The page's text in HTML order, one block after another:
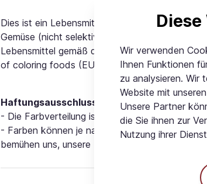
Dies ist ein Lebensmittel mit
Gemüse (nicht selektiv extrahiert gemäß
Lebensmittel gemäß dem NATCOL's "code of
of coloring foods (EU)." eingestuft.
Haftungsausschluss
- Die Farbverteilung ist indikativ und kann in
- Farben können je nach Gerät und
bemühen uns, unsere Farben so gut wie möglich
Wir verwenden
Ihnen Funktionen
zu analysieren. Wir
Website mit
Unsere Partner
die Sie ihnen zur
Nutzung ihrer